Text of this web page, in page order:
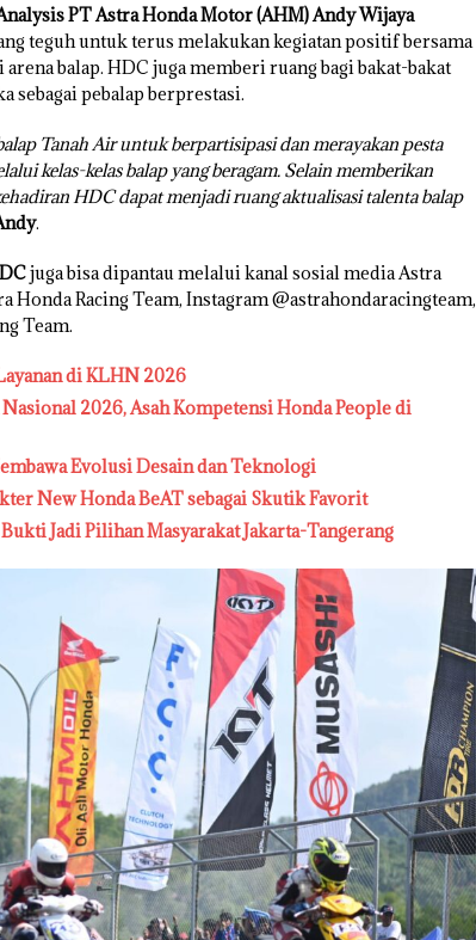
PT Astra Honda Motor (AHM) Andy Wijaya
teguh untuk terus melakukan kegiatan positif bersama
balap. HDC juga memberi ruang bagi bakat-bakat
pebalap berprestasi.
Tanah Air untuk berpartisipasi dan merayakan pesta
kelas-kelas balap yang beragam. Selain memberikan
HDC dapat menjadi ruang aktualisasi talenta balap
.
juga bisa dipantau melalui kanal sosial media Astra
Honda Racing Team, Instagram @astrahondaracingteam,
Team.
di KLHN 2026
2026, Asah Kompetensi Honda People di
Evolusi Desain dan Teknologi
New Honda BeAT sebagai Skutik Favorit
Jadi Pilihan Masyarakat Jakarta-Tangerang